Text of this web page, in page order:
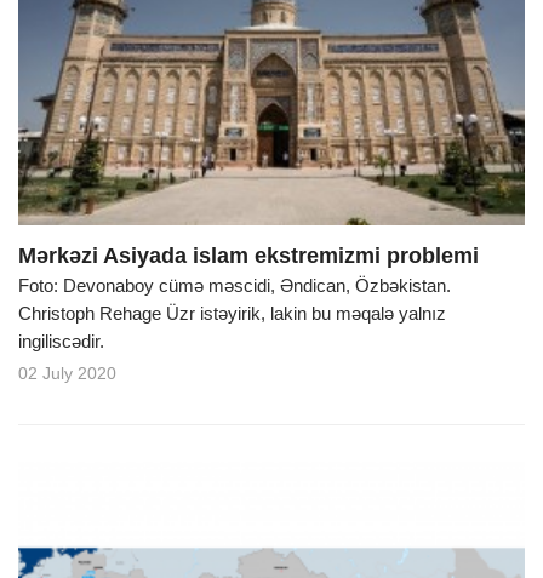
Mərkəzi Asiyada islam ekstremizmi problemi
Foto: Devonaboy cümə məscidi, Əndican, Özbəkistan.
Christoph Rehage Üzr istəyirik, lakin bu məqalə yalnız
ingiliscədir.
02 July 2020